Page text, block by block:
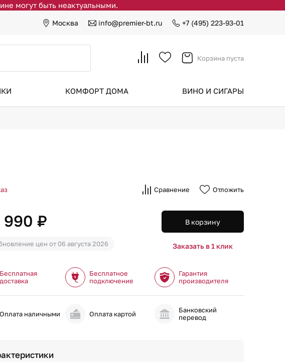
могут быть неактуальными.
Москва info@premier-bt.ru +7 (495) 223-93-01
Корзина пуста
КОМФОРТ ДОМА ВИНО И СИГАРЫ
Сравнение Отложить
990 ₽
цен от 06 августа 2026
В корзину
Заказать в 1 клик
Бесплатная
доставка
Бесплатное
подключение
Гарантия
производителя
Оплата наличными Оплата картой
Банковский
перевод